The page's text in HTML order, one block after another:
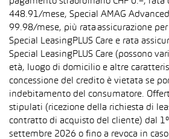
448.91/mese, Special AMAG Advanced
99.98/mese, più rata assicurazione
Special LeasingPLUS Care e rata
Special LeasingPLUS Care (possono
età, luogo di domicilio e altre
concessione del credito è vietata se
indebitamento del consumatore.
stipulati (ricezione della richiesta di
contratto di acquisto del cliente) dal
settembre 2026 o fino a revoca in